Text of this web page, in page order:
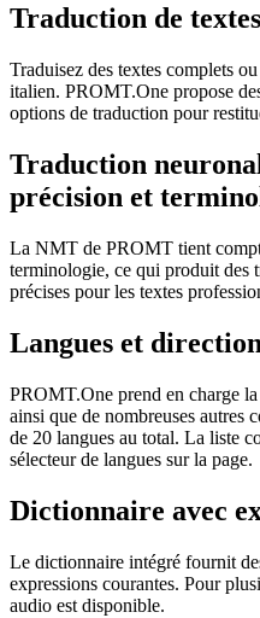
Traduction de
Traduisez des textes complets
italien. PROMT.One propose
options de traduction pour
Traduction
précision et
La NMT de PROMT tient
terminologie, ce qui produit des
précises pour les textes
Langues et
PROMT.One prend en charge
ainsi que de nombreuses autres
de 20 langues au total. La liste
sélecteur de langues sur la page.
Dictionnaire avec
Le dictionnaire intégré fournit
expressions courantes. Pour
audio est disponible.